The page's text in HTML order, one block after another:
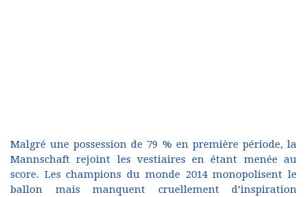
Malgré une possession de 79 % en première période, la
Mannschaft rejoint les vestiaires en étant menée au
score. Les champions du monde 2014 monopolisent le
ballon mais manquent cruellement d’inspiration